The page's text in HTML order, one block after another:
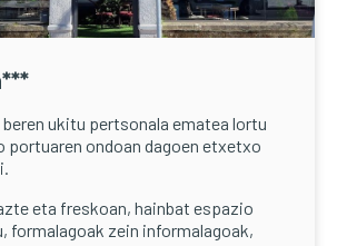
ukitu pertsonala ematea lortu
portuaren ondoan dagoen etxetxo
eta freskoan, hainbat espazio
formalagoak zein informalagoak,